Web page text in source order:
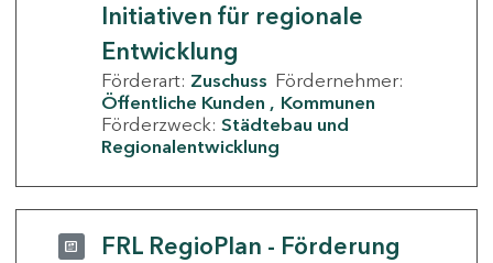
Initiativen für regionale
Entwicklung
Förderart: Zuschuss Fördernehmer:
Öffentliche Kunden
Kommunen
Förderzweck: Städtebau und
Regionalentwicklung
FRL RegioPlan - Förderung